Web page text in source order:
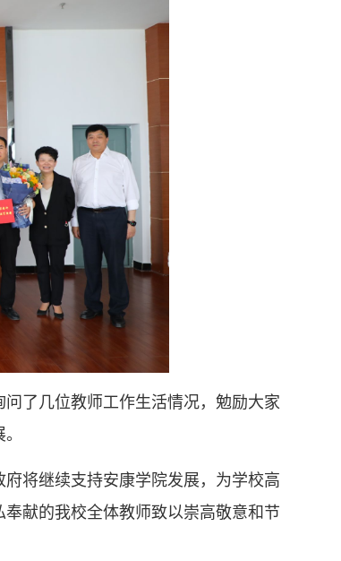
了几位教师工作生活情况，勉励大家
将继续支持安康学院发展，为学校高
献的我校全体教师致以崇高敬意和节